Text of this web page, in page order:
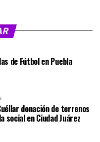
de Fútbol en Puebla
donación de terrenos
social en Ciudad Juárez